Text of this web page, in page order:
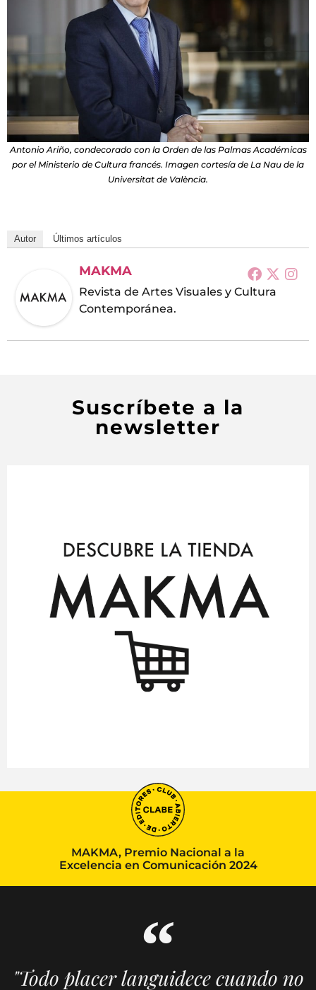
Antonio Ariño, condecorado con la Orden de las Palmas Académicas
por el Ministerio de Cultura francés. Imagen cortesía de La Nau de la
Universitat de València.
Autor Últimos artículos
MAKMA
Revista de Artes Visuales y Cultura
Contemporánea.
Suscríbete a la
newsletter
MAKMA, Premio Nacional a la
Excelencia en Comunicación 2024
"Todo placer languidece cuando no